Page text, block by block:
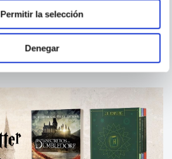
Permitir la selección
Denegar